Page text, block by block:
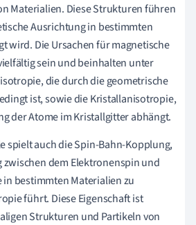
Materialien. Diese Strukturen führen
Ausrichtung in bestimmten
wird. Die Ursachen für magnetische
sein und beinhalten unter
die durch die geometrische
ist, sowie die Kristallanisotropie,
der Atome im Kristallgitter abhängt.
spielt auch die Spin-Bahn-Kopplung,
dem Elektronenspin und
in bestimmten Materialien zu
führt. Diese Eigenschaft ist
Strukturen und Partikeln von